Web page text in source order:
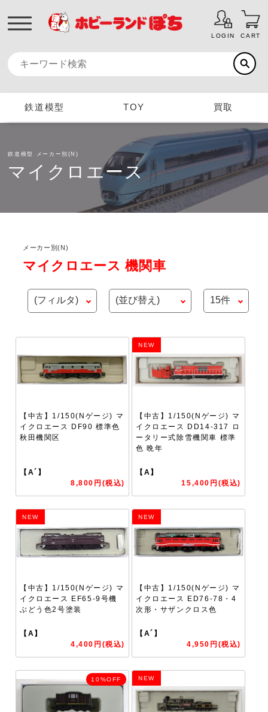
LOGIN CART
鉄道模型 TOY 買取
鉄道模型 メーカー別(N)
マイクロエース
メーカー別(N)
マイクロエース 機関車
【中古】1/150(Nゲージ) マ
イクロエース DF90 標準色
秋田機関区
【A´】
8,800円(税込)
NEW
【中古】1/150(Nゲージ) マ
イクロエース DD14-317 ロ
ータリー式除雪機関車 標準
色 晩年
【A】
15,400円(税込)
NEW
【中古】1/150(Nゲージ) マ
イクロエース EF65-9号機
ぶどう色2号塗装
【A】
4,400円(税込)
NEW
【中古】1/150(Nゲージ) マ
イクロエース ED76-78・4
次形・サザンクロス色
【A´】
4,950円(税込)
10%OFF NEW